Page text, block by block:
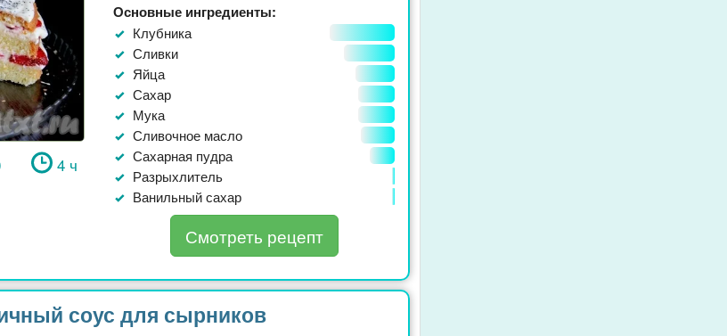
4 ч
Основные ингредиенты:
Клубника
Сливки
Яйца
Сахар
Мука
Сливочное масло
Сахарная пудра
Разрыхлитель
Ванильный сахар
Смотреть рецепт
соус для сырников